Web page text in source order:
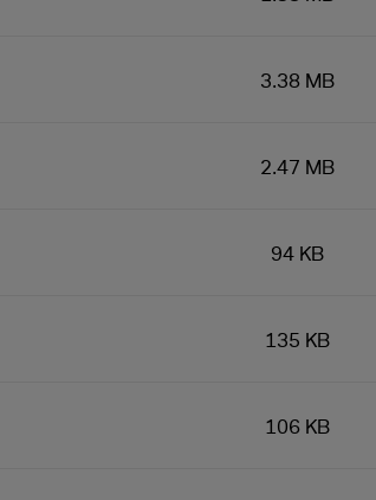
3.38 MB
2.47 MB
94 KB
135 KB
106 KB